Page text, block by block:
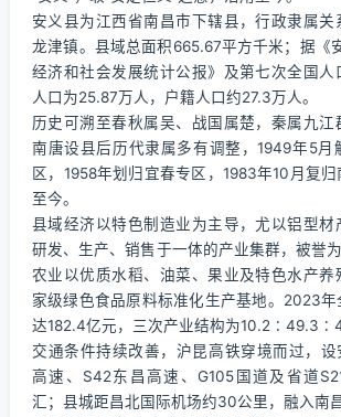
安义县为江西省南昌市下辖县，行政隶属关
龙津镇。县域总面积665.67平方千米；据《
经济和社会发展统计公报》及第七次全国人
人口为25.87万人，户籍人口约27.3万人。
历史可溯至春秋属吴、战国属楚，秦属九江
南唐设县后历代隶属多有调整，1949年5月
区，1958年划归宜春专区，1983年10月复
至今。
县域经济以特色制造业为主导，尤以铝型材
研发、生产、销售于一体的产业集群，被誉为
农业以优质水稻、油菜、果业及特色水产养
家级绿色食品原料标准化生产基地。2023
达182.4亿元，三次产业结构为
交通条件持续改善，沪昆高铁穿境而过，
高速、S42东昌高速、G105国道及省道
汇；县城距昌北国际机场约30公里，融入南